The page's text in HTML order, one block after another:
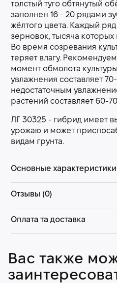
толстый туго обтянутый
заполнен 16 - 20 рядами
жёлтого цвета. Каждый
зерновок, тысяча которых
Во время созревания
теряет влагу.
момент обмолота
увлажнения составляет
недостаточным
растений составляет 60-
ЛГ 30325 - гибрид имеет
урожаю и может
видам грунта.
Основные характеристики
Отзывы (0)
Оплата та доставка
Вас также